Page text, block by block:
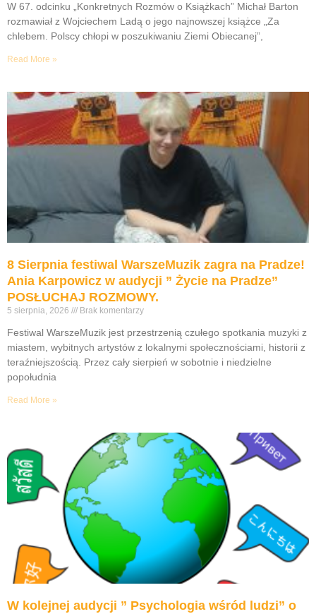
W 67. odcinku „Konkretnych Rozmów o Książkach” Michał Barton
rozmawiał z Wojciechem Ladą o jego najnowszej książce „Za
chlebem. Polscy chłopi w poszukiwaniu Ziemi Obiecanej”,
Read More »
8 Sierpnia festiwal WarszeMuzik zagra na Pradze!
Ania Karpowicz w audycji ” Życie na Pradze”
POSŁUCHAJ ROZMOWY.
5 sierpnia, 2026 Brak komentarzy
Festiwal WarszeMuzik jest przestrzenią czułego spotkania muzyki z
miastem, wybitnych artystów z lokalnymi społecznościami, historii z
teraźniejszością. Przez cały sierpień w sobotnie i niedzielne
popołudnia
Read More »
W kolejnej audycji ” Psychologia wśród ludzi” o